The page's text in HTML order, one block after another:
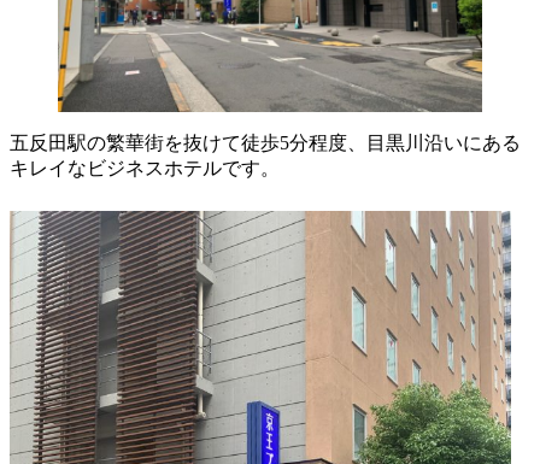
五反田駅の繁華街を抜けて徒歩5分程度、目黒川沿いにある
キレイなビジネスホテルです。